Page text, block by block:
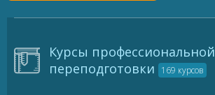
Курсы профессиональной
переподготовки
169 курсов